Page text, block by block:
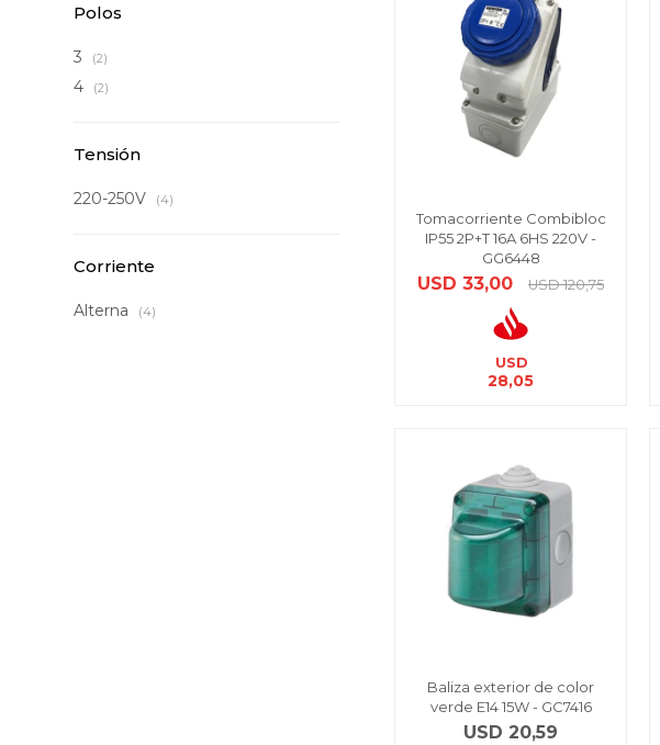
Tomacorriente Combibloc
IP55 2P+T 16A 6HS 220V -
GG6448
USD 33,00 USD 120,75
USD
28,05
Baliza exterior de color
verde E14 15W - GC7416
USD 20,59
Polos
3 (2)
4 (2)
Tensión
220-250V (4)
Corriente
Alterna (4)